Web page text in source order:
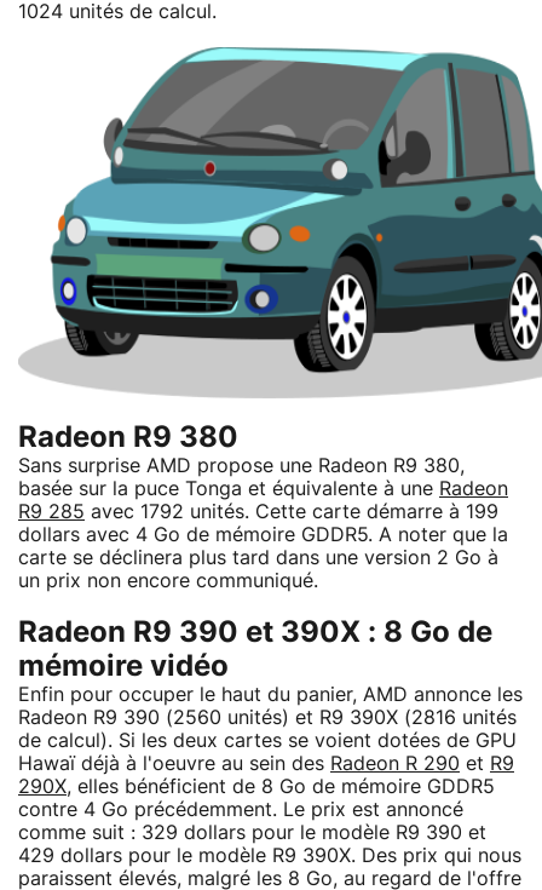
1024 unités de calcul.
Radeon R9 380
Sans surprise AMD propose une Radeon R9 380,
basée sur la puce Tonga et équivalente à une Radeon
R9 285 avec 1792 unités. Cette carte démarre à 199
dollars avec 4 Go de mémoire GDDR5. A noter que la
carte se déclinera plus tard dans une version 2 Go à
un prix non encore communiqué.
Radeon R9 390 et 390X : 8 Go de
mémoire vidéo
Enfin pour occuper le haut du panier, AMD annonce les
Radeon R9 390 (2560 unités) et R9 390X (2816 unités
de calcul). Si les deux cartes se voient dotées de GPU
Hawaï déjà à l'oeuvre au sein des Radeon R 290 et R9
290X, elles bénéficient de 8 Go de mémoire GDDR5
contre 4 Go précédemment. Le prix est annoncé
comme suit : 329 dollars pour le modèle R9 390 et
429 dollars pour le modèle R9 390X. Des prix qui nous
paraissent élevés, malgré les 8 Go, au regard de l'offre